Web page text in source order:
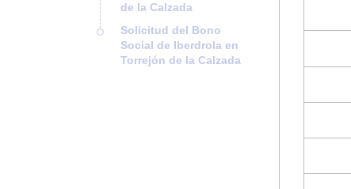
de la Calzada
Solicitud del Bono
Social de Iberdrola en
Torrejón de la Calzada